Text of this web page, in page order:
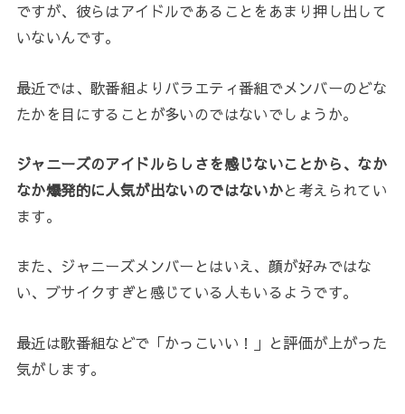
ですが、彼らはアイドルであることをあまり押し出して
いないんです。
最近では、歌番組よりバラエティ番組でメンバーのどな
たかを目にすることが多いのではないでしょうか。
ジャニーズのアイドルらしさを感じないことから、なか
なか爆発的に人気が出ないのではないかと考えられてい
ます。
また、ジャニーズメンバーとはいえ、顔が好みではな
い、ブサイクすぎと感じている人もいるようです。
最近は歌番組などで「かっこいい！」と評価が上がった
気がします。